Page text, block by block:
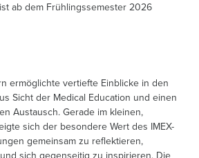
ab dem Frühlingssemester 2026
ermöglichte vertiefte Einblicke in den
Sicht der Medical Education und einen
Austausch. Gerade im kleinen,
sich der besondere Wert des IMEX-
gemeinsam zu reflektieren,
sich gegenseitig zu inspirieren. Die